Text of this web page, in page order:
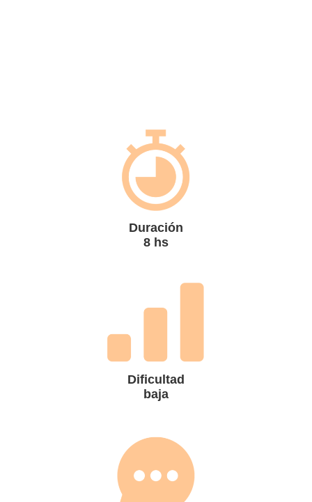
Duración
8 hs
Dificultad
baja